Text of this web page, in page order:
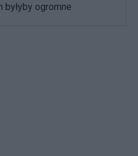
byłyby ogromne